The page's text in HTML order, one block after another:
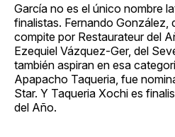
García no es el único nombre
finalistas. Fernando González,
compite por Restaurateur del
Ezequiel Vázquez-Ger, del
también aspiran en esa
Apapacho Taqueria, fue
Star. Y Taqueria Xochi es
del Año.